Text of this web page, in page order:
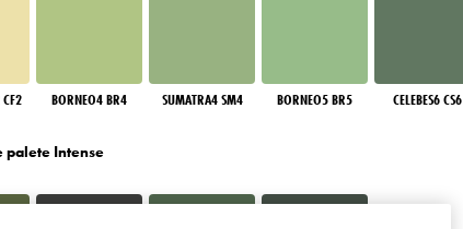
BORNEO4 BR4 SUMATRA4 SM4 BORNEO5 BR5 CELEBES6 CS6
palete Intense